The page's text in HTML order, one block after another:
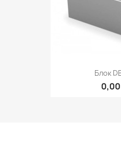
Блок